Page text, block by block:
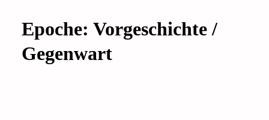
Epoche: Vorgeschichte /
Gegenwart